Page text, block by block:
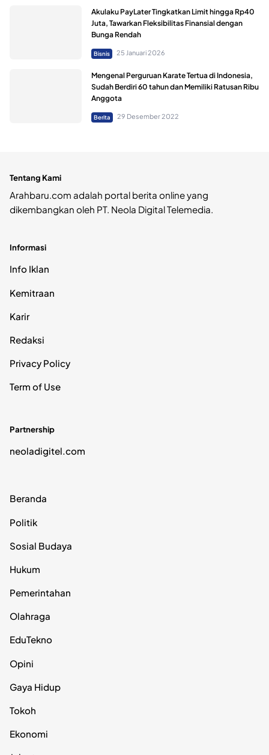
Akulaku PayLater Tingkatkan Limit hingga Rp40
Juta, Tawarkan Fleksibilitas Finansial dengan
Bunga Rendah
Bisnis 25 Januari 2026
Mengenal Perguruan Karate Tertua di Indonesia,
Sudah Berdiri 60 tahun dan Memiliki Ratusan Ribu
Anggota
Berita 29 Desember 2022
Tentang Kami
Arahbaru.com adalah portal berita online yang
dikembangkan oleh PT. Neola Digital Telemedia.
Informasi
Info Iklan
Kemitraan
Karir
Redaksi
Privacy Policy
Term of Use
Partnership
neoladigitel.com
Beranda
Politik
Sosial Budaya
Hukum
Pemerintahan
Olahraga
EduTekno
Opini
Gaya Hidup
Tokoh
Ekonomi